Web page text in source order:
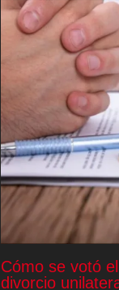
Cómo se votó
divorcio